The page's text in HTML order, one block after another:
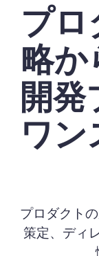
プロ
略か
開
ワ
プロダクト
策定、ディ